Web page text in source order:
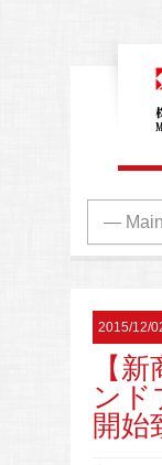
2015/12/
【
ンド
開始